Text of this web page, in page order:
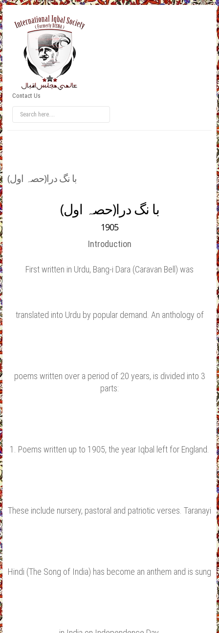
Contact Us
(با نگ درا(حصہ اول
(با نگ درا(حصہ اول
1905
Introduction
First written in Urdu, Bang-i Dara (Caravan Bell) was
translated into Urdu by popular demand. An anthology of
poems written over a period of 20 years, is divided into 3
parts:
1. Poems written up to 1905, the year Iqbal left for England.
These include nursery, pastoral and patriotic verses. Taranayi
Hindi (The Song of India) has become an anthem and is sung